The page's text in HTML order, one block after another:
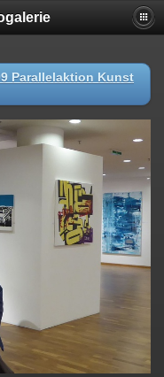
Parallelaktion Kunst